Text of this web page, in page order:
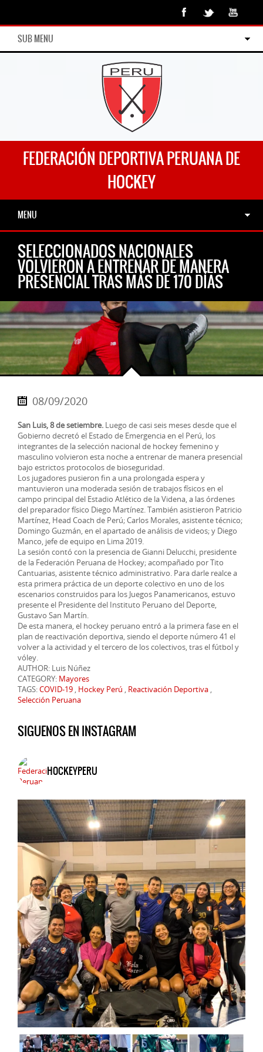
SUB MENU
FEDERACIÓN DEPORTIVA PERUANA DE
HOCKEY
MENU
SELECCIONADOS NACIONALES
VOLVIERON A ENTRENAR DE MANERA
PRESENCIAL TRAS MÁS DE 170 DÍAS
08/09/2020
San Luis, 8 de setiembre. Luego de casi seis meses desde que el
Gobierno decretó el Estado de Emergencia en el Perú, los
integrantes de la selección nacional de hockey femenino y
masculino volvieron esta noche a entrenar de manera presencial
bajo estrictos protocolos de bioseguridad.
Los jugadores pusieron fin a una prolongada espera y
mantuvieron una moderada sesión de trabajos físicos en el
campo principal del Estadio Atlético de la Videna, a las órdenes
del preparador físico Diego Martínez. También asistieron Patricio
Martínez, Head Coach de Perú; Carlos Morales, asistente técnico;
Domingo Guzmán, en el apartado de análisis de videos; y Diego
Manco, jefe de equipo en Lima 2019.
La sesión contó con la presencia de Gianni Delucchi, presidente
de la Federación Peruana de Hockey; acompañado por Tito
Cantuarias, asistente técnico administrativo. Para darle realce a
esta primera práctica de un deporte colectivo en uno de los
escenarios construidos para los Juegos Panamericanos, estuvo
presente el Presidente del Instituto Peruano del Deporte,
Gustavo San Martín.
De esta manera, el hockey peruano entró a la primera fase en el
plan de reactivación deportiva, siendo el deporte número 41 el
volver a la actividad y el tercero de los colectivos, tras el fútbol y
vóley.
AUTHOR: Luis Núñez
CATEGORY: Mayores
TAGS:COVID-19 , Hockey Perú , Reactivación Deportiva ,
Selección Peruana
SIGUENOS EN INSTAGRAM
HOCKEYPERU